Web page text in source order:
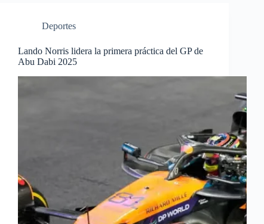
Deportes
Lando Norris lidera la primera práctica del GP de
Abu Dabi 2025